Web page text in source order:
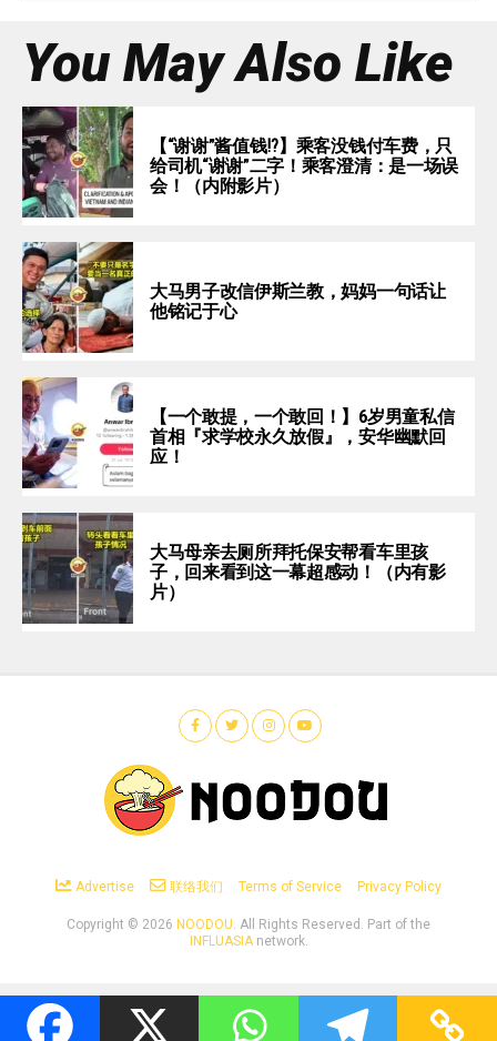
You May Also Like
【“谢谢”酱值钱⁉️】乘客没钱付车费，只
给司机“谢谢”二字！乘客澄清：是一场误
会！（内附影片）
大马男子改信伊斯兰教，妈妈一句话让
他铭记于心
【一个敢提，一个敢回！】6岁男童私信
首相『求学校永久放假』，安华幽默回
应！
大马母亲去厕所拜托保安帮看车里孩
子，回来看到这一幕超感动！（内有影
片）
Advertise 联络我们 Terms of Service Privacy Policy
Copyright © 2026 NOODOU. All Rights Reserved. Part of the
INFLUASIAnetwork.